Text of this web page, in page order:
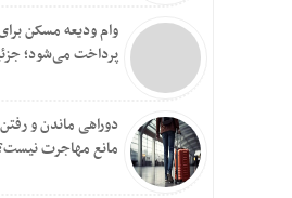
وام ودیعه مسکن
پرداخت می‌شود؛
دوراهی ماندن و
مانع مهاجرت